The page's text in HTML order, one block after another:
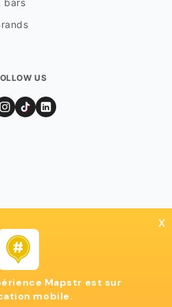
bars
US
x
Mapstr est sur
mobile.